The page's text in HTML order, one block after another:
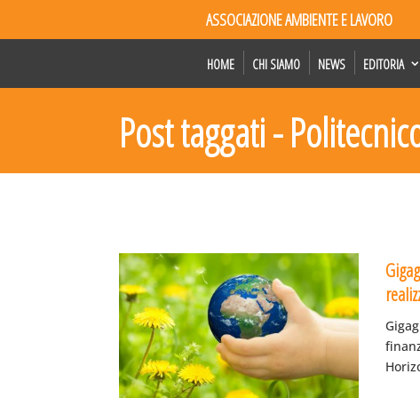
ASSOCIAZIONE AMBIENTE E LAVORO
HOME CHI SIAMO NEWS EDITORIA
Post taggati -